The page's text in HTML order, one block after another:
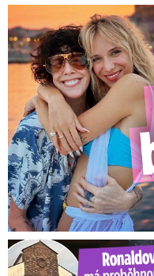
Bývalá reportérka Novy
Ronaldova velkolepá